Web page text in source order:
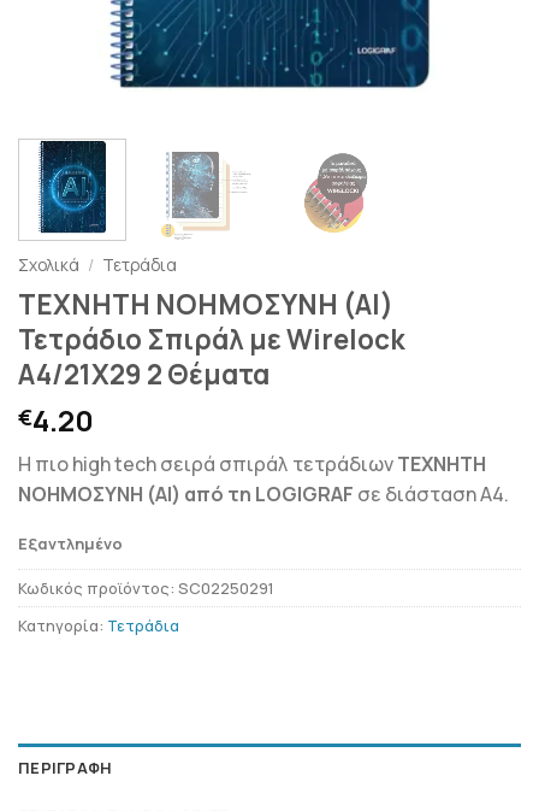
Σχολικά / Τετράδια
ΤΕΧΝΗΤΗ ΝΟΗΜΟΣΥΝΗ (ΑΙ)
Τετράδιο Σπιράλ με Wirelock
A4/21Χ29 2 Θέματα
€4.20
Η πιο high tech σειρά σπιράλ τετράδιωνΤΕΧΝΗΤΗ
ΝΟΗΜΟΣΥΝΗ (ΑΙ) από τη LOGIGRAF σε διάσταση Α4.
Εξαντλημένο
Κωδικός προϊόντος: SC02250291
Κατηγορία: Τετράδια
ΠΕΡΙΓΡΑΦΉ